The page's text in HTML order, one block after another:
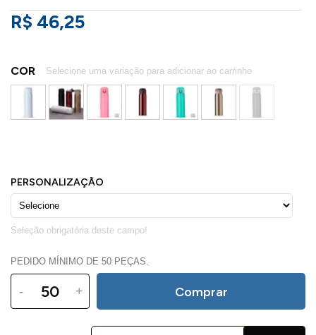
R$ 46,25
COR
PEDIDO MÍNIMO DE 50 PEÇAS.
- + Comprar